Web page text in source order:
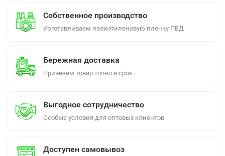
Собственное производство
Изготавливаем полиэтиленовую пленку ПВД
Бережная доставка
Привезем товар точно в срок
Выгодное сотрудничество
Особые условия для оптовых клиентов
Доступен самовывоз